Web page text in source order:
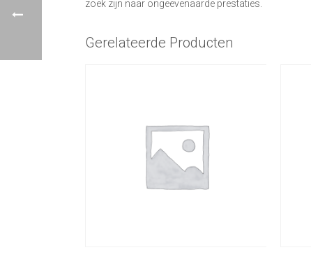
zoek zijn naar ongeëvenaarde prestaties.
Gerelateerde Producten